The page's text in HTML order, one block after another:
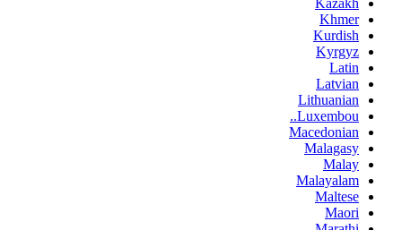
Kazakh
Khmer
Kurdish
Kyrgyz
Latin
Latvian
Lithuanian
Luxembou..
Macedonian
Malagasy
Malay
Malayalam
Maltese
Maori